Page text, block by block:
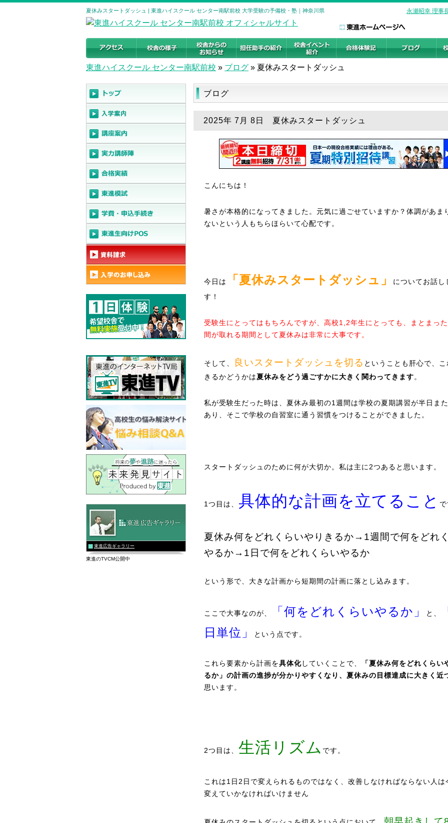
夏休みスタートダッシュ | 東進ハイスクール センター南駅前校 大学受験の予備校・塾｜神奈川県 永瀬昭幸 理事
東進ハイスクール センター南駅前校 » ブログ » 夏休みスタートダッシュ
ブログ
2025年 7月 8日 夏休みスタートダッシュ
こんにちは！
暑さが本格的になってきました。元気に過ごせていますか？体調があま
ないという人もちらほらいて心配です。
今日は 「夏休みスタートダッシュ」
についてお話し
す！
受験生にとってはもちろんですが、高校1,2年生にとっても、まとまっ
間が取れる期間として夏休みは非常に大事です。
そして、 良いスタートダッシュを切る ということも肝心で、こ
きるかどうかは夏休みをどう過ごすかに大きく関わってきます。
私が受験生だった時は、夏休み最初の1週間は学校の夏期講習が半日ま
あり、そこで学校の自習室に通う習慣をつけることができました。
スタートダッシュのために何が大切か。私は主に2つあると思います。
1つ目は、 具体的な計画を立てること で
夏休み何をどれくらいやりきるか→1週間で何をどれ
やるか→1日で何をどれくらいやるか
という形で、大きな計画から短期間の計画に落とし込みます。
ここで大事なのが、 「何をどれくらいやるか」 と、
日単位」
という点です。
これら要素から計画を具体化していくことで、
「夏休み何をどれくらい
るか」の計画の進捗が分かりやすくなり、夏休みの目標達成に大きく近
思います。
2つ目は、 生活リズム です。
これは1日2日で変えられるものではなく、改善しなければならない人は
変えていかなければいけません
東進広告ギャラリー
東進のTVCM公開中